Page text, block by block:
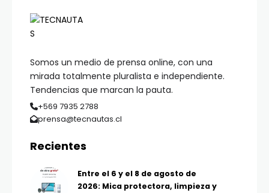
Somos un medio de prensa online, con una
mirada totalmente pluralista e independiente.
Tendencias que marcan la pauta.
+569 7935 2788
prensa@tecnautas.cl
Recientes
Entre el 6 y el 8 de agosto de
2026: Mica protectora, limpieza y